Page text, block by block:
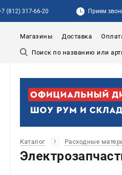
(812) 317-66-20 Прием
Магазины Доставка
Каталог Расходные